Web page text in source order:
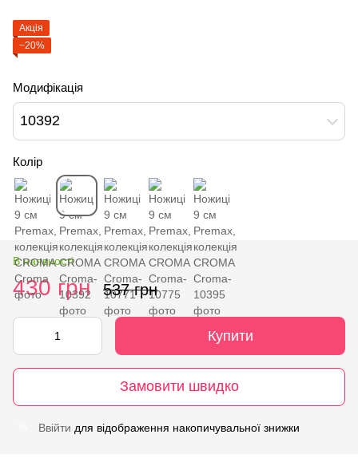
Акція
−20%
Модифікація
10392
Колір
В наявності
430 грн 537 грн
Купити
Замовити швидко
Ввійти для відображення накопичувальної знижки